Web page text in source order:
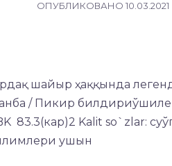
ОПУБЛИКОВАНО10.03.2021
шайыр ҳаққында
/ Пикир
83.3(кар)2 Kalit so`zlar:
ушын